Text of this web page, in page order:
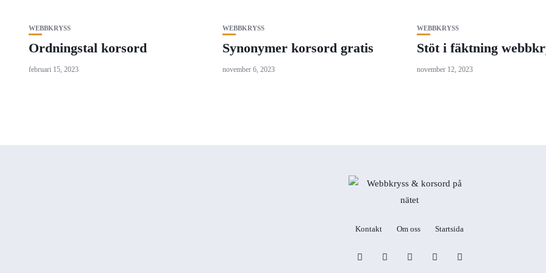
WEBBKRYSS
Ordningstal korsord
februari 15, 2023
WEBBKRYSS
Synonymer korsord gratis
november 6, 2023
WEBBKRYSS
Stöt i fäktning
november 12, 2023
Kontakt Om oss Startsida